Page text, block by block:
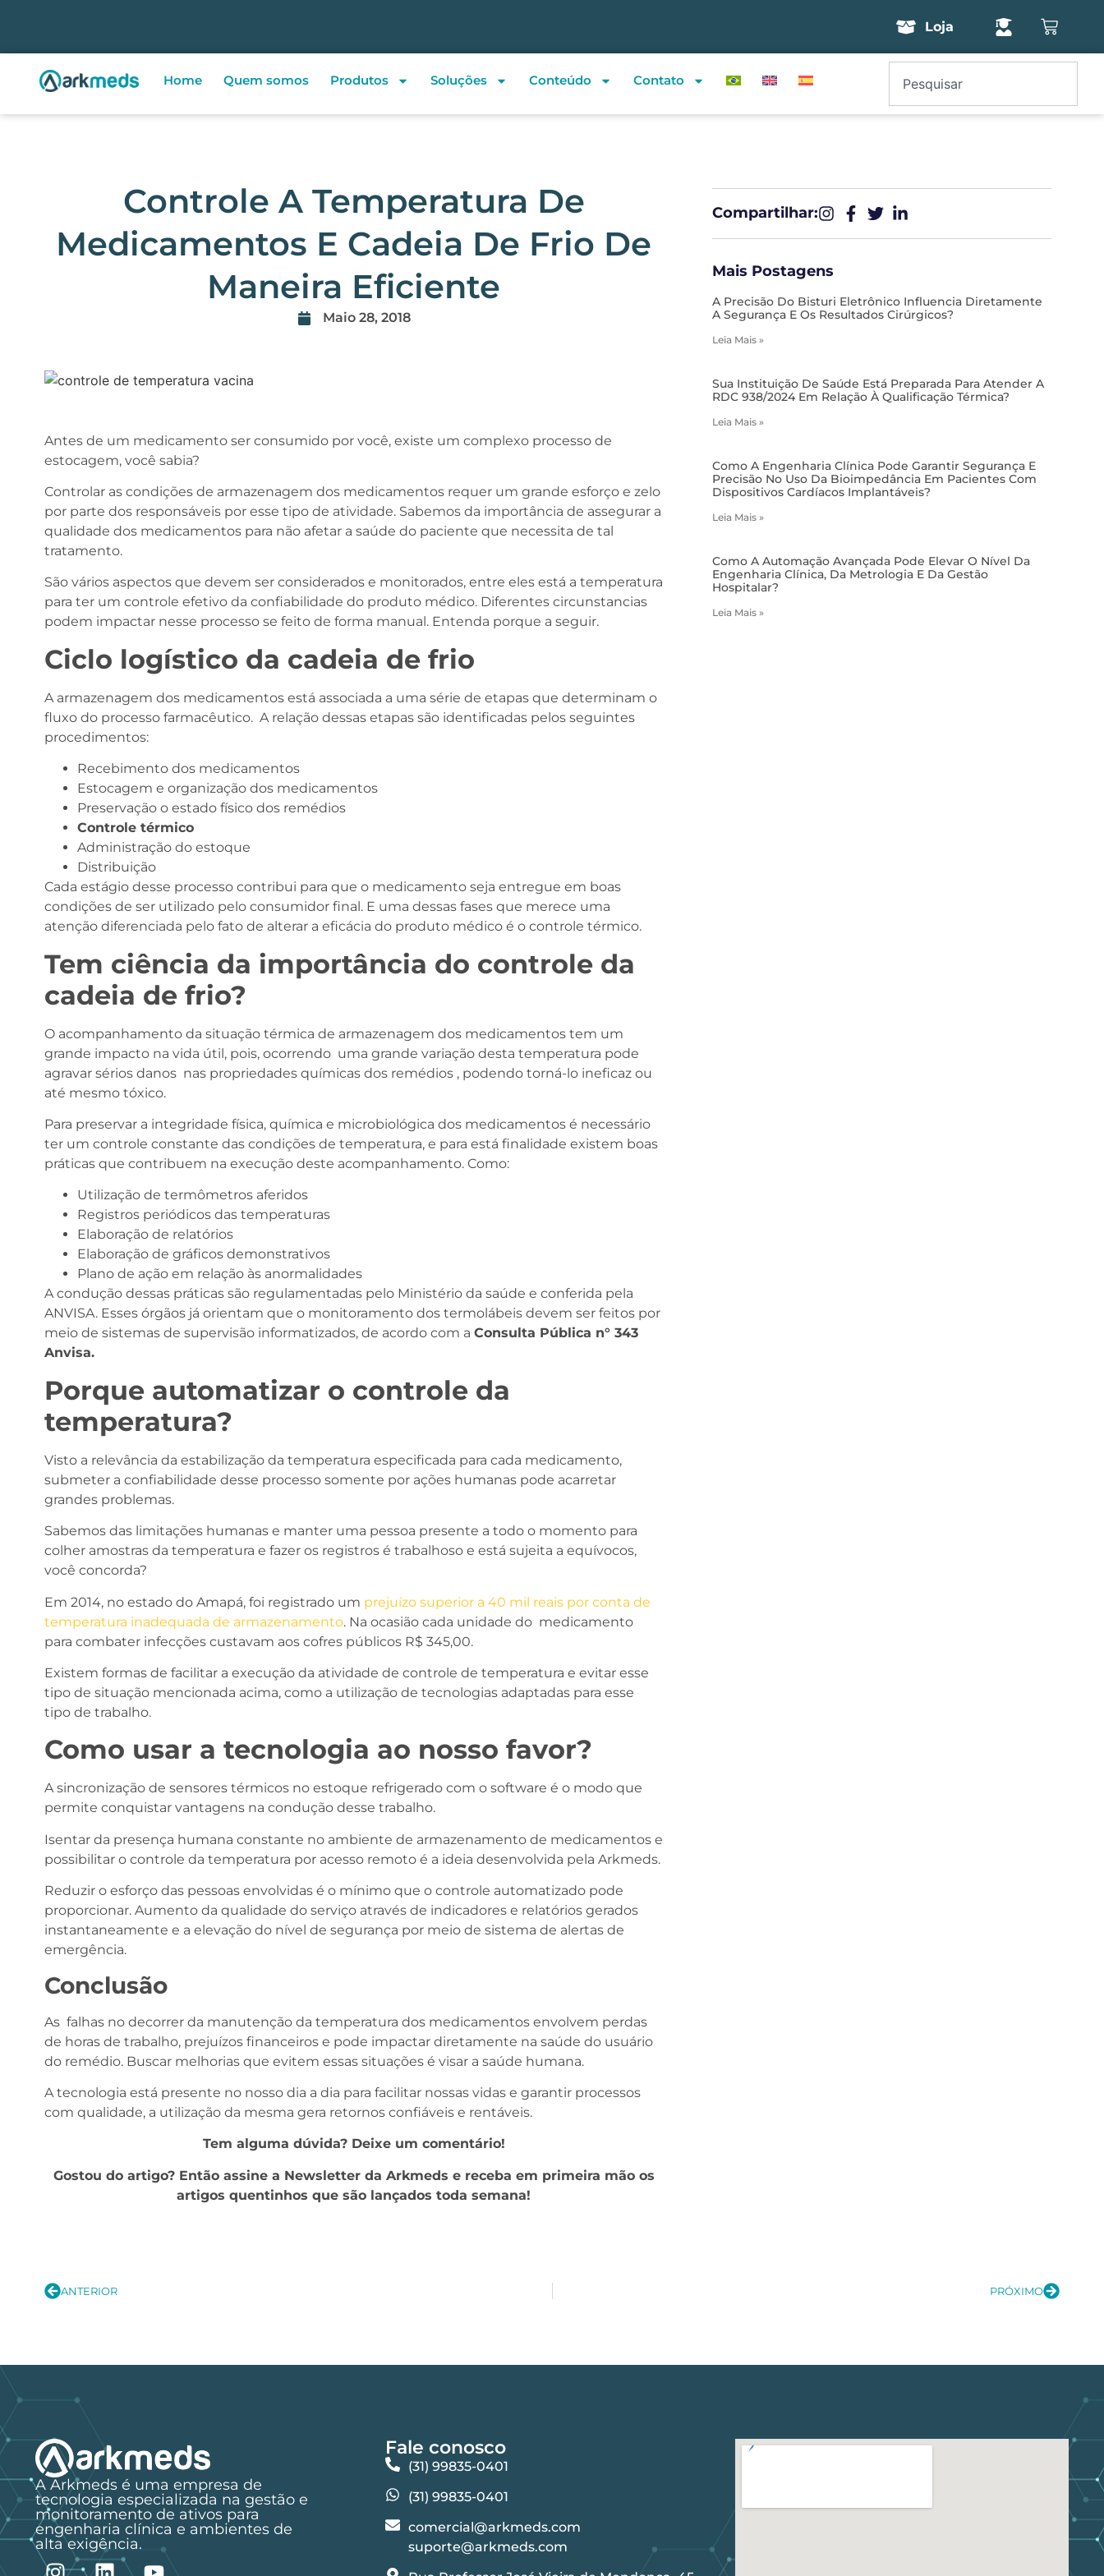
Loja
Home Quem somos Produtos Soluções Conteúdo Contato
Controle A Temperatura De
Medicamentos E Cadeia De Frio De
Maneira Eficiente
Maio 28, 2018
Antes de um medicamento ser consumido por você, existe um complexo processo de
estocagem, você sabia?
Controlar as condições de armazenagem dos medicamentos requer um grande esforço e zelo
por parte dos responsáveis por esse tipo de atividade. Sabemos da importância de assegurar a
qualidade dos medicamentos para não afetar a saúde do paciente que necessita de tal
tratamento.
São vários aspectos que devem ser considerados e monitorados, entre eles está a temperatura
para ter um controle efetivo da confiabilidade do produto médico. Diferentes circunstancias
podem impactar nesse processo se feito de forma manual. Entenda porque a seguir.
Ciclo logístico da cadeia de frio
A armazenagem dos medicamentos está associada a uma série de etapas que determinam o
fluxo do processo farmacêutico. A relação dessas etapas são identificadas pelos seguintes
procedimentos:
Recebimento dos medicamentos
Estocagem e organização dos medicamentos
Preservação o estado físico dos remédios
Controle térmico
Administração do estoque
Distribuição
Cada estágio desse processo contribui para que o medicamento seja entregue em boas
condições de ser utilizado pelo consumidor final. E uma dessas fases que merece uma
atenção diferenciada pelo fato de alterar a eficácia do produto médico é o controle térmico.
Tem ciência da importância do controle da
cadeia de frio?
O acompanhamento da situação térmica de armazenagem dos medicamentos tem um
grande impacto na vida útil, pois, ocorrendo uma grande variação desta temperatura pode
agravar sérios danos nas propriedades químicas dos remédios , podendo torná-lo ineficaz ou
até mesmo tóxico.
Para preservar a integridade física, química e microbiológica dos medicamentos é necessário
ter um controle constante das condições de temperatura, e para está finalidade existem boas
práticas que contribuem na execução deste acompanhamento. Como:
Utilização de termômetros aferidos
Registros periódicos das temperaturas
Elaboração de relatórios
Elaboração de gráficos demonstrativos
Plano de ação em relação às anormalidades
A condução dessas práticas são regulamentadas pelo Ministério da saúde e conferida pela
ANVISA. Esses órgãos já orientam que o monitoramento dos termolábeis devem ser feitos por
meio de sistemas de supervisão informatizados, de acordo com a Consulta Pública n° 343
Anvisa.
Porque automatizar o controle da
temperatura?
Visto a relevância da estabilização da temperatura especificada para cada medicamento,
submeter a confiabilidade desse processo somente por ações humanas pode acarretar
grandes problemas.
Sabemos das limitações humanas e manter uma pessoa presente a todo o momento para
colher amostras da temperatura e fazer os registros é trabalhoso e está sujeita a equívocos,
você concorda?
Em 2014, no estado do Amapá, foi registrado um prejuízo superior a 40 mil reais por conta de
temperatura inadequada de armazenamento. Na ocasião cada unidade do medicamento
para combater infecções custavam aos cofres públicos R$ 345,00.
Existem formas de facilitar a execução da atividade de controle de temperatura e evitar esse
tipo de situação mencionada acima, como a utilização de tecnologias adaptadas para esse
tipo de trabalho.
Como usar a tecnologia ao nosso favor?
A sincronização de sensores térmicos no estoque refrigerado com o software é o modo que
permite conquistar vantagens na condução desse trabalho.
Isentar da presença humana constante no ambiente de armazenamento de medicamentos e
possibilitar o controle da temperatura por acesso remoto é a ideia desenvolvida pela Arkmeds.
Reduzir o esforço das pessoas envolvidas é o mínimo que o controle automatizado pode
proporcionar. Aumento da qualidade do serviço através de indicadores e relatórios gerados
instantaneamente e a elevação do nível de segurança por meio de sistema de alertas de
emergência.
Conclusão
As falhas no decorrer da manutenção da temperatura dos medicamentos envolvem perdas
de horas de trabalho, prejuízos financeiros e pode impactar diretamente na saúde do usuário
do remédio. Buscar melhorias que evitem essas situações é visar a saúde humana.
A tecnologia está presente no nosso dia a dia para facilitar nossas vidas e garantir processos
com qualidade, a utilização da mesma gera retornos confiáveis e rentáveis.
Tem alguma dúvida? Deixe um comentário!
Gostou do artigo? Então assine a Newsletter da Arkmeds e receba em primeira mão os
artigos quentinhos que são lançados toda semana!
Compartilhar:​
Mais Postagens
A Precisão Do Bisturi Eletrônico Influencia Diretamente
A Segurança E Os Resultados Cirúrgicos?
Leia Mais »
Sua Instituição De Saúde Está Preparada Para Atender A
RDC 938/2024 Em Relação À Qualificação Térmica?
Leia Mais »
Como A Engenharia Clínica Pode Garantir Segurança E
Precisão No Uso Da Bioimpedância Em Pacientes Com
Dispositivos Cardíacos Implantáveis?
Leia Mais »
Como A Automação Avançada Pode Elevar O Nível Da
Engenharia Clínica, Da Metrologia E Da Gestão
Hospitalar?
Leia Mais »
ANTERIOR PRÓXIMO
A Arkmeds é uma empresa de
tecnologia especializada na gestão e
monitoramento de ativos para
engenharia clínica e ambientes de
alta exigência.
Fale conosco
(31) 99835-0401
(31) 99835-0401
comercial@arkmeds.com
suporte@arkmeds.com